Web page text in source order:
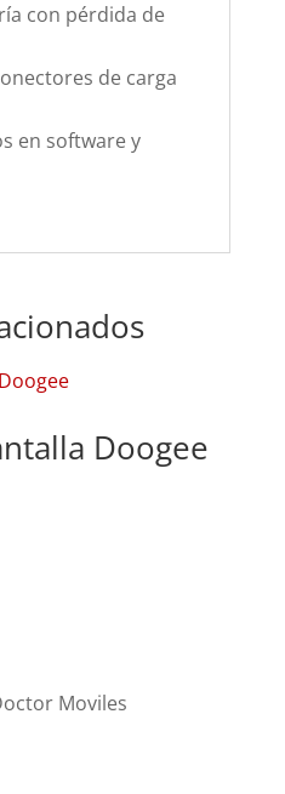
con pérdida de
de carga
en software y
Doogee